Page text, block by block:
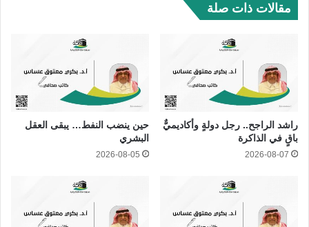
مقالات ذات صلة
راشد الراجح.. رجل دولةٍ وأكاديميٌّ
باقٍ في الذاكرة
2026-08-07
حين ينضب النفط… يبقى العقل
البشري
2026-08-05